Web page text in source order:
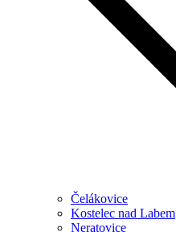
Čelákovice
Kostelec nad Labem
Neratovice